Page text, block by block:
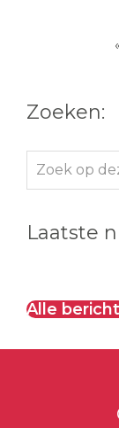
Zoeken:
Zoek
op
website
Laatste
Alle